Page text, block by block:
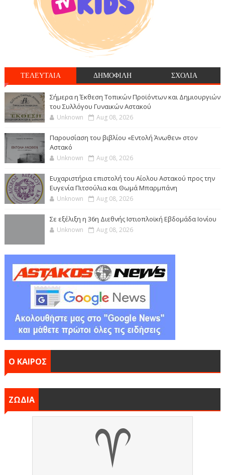
ΤΕΛΕΥΤΑΙΑ ΔΗΜΟΦΙΛΗ ΣΧΟΛΙΑ
Σήμερα η Έκθεση Τοπικών Προϊόντων και Δημιουργιών
του Συλλόγου Γυναικών Αστακού
Unknown Aug 08, 2026
Παρουσίαση του βιβλίου «Εντολή Άνωθεν» στον
Αστακό
Unknown Aug 08, 2026
Ευχαριστήρια επιστολή του Αίολου Αστακού προς την
Ευγενία Πιτσούλια και Θωμά Μπαρμπάνη
Unknown Aug 08, 2026
Σε εξέλιξη η 36η Διεθνής Ιστιοπλοϊκή Εβδομάδα Ιονίου
Unknown Aug 08, 2026
Ο ΚΑΙΡΟΣ
ΖΩΔΙΑ